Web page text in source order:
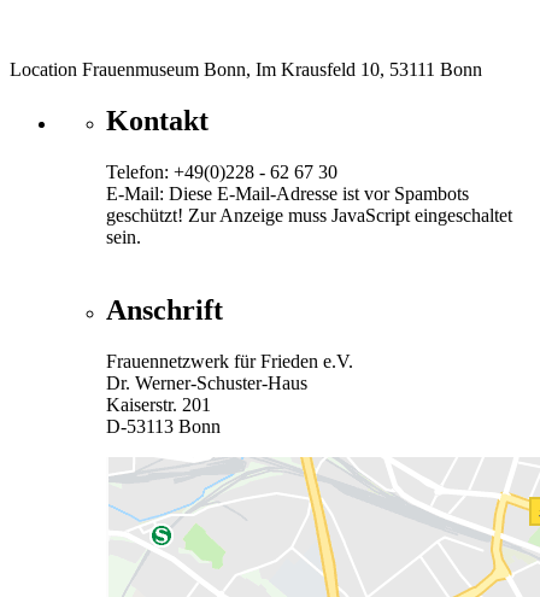
Location Frauenmuseum Bonn, Im Krausfeld 10, 53111 Bonn
Kontakt
Telefon: +49(0)228 - 62 67 30
E-Mail: Diese E-Mail-Adresse ist vor Spambots
geschützt! Zur Anzeige muss JavaScript eingeschaltet
sein.
Anschrift
Frauennetzwerk für Frieden e.V.
Dr. Werner-Schuster-Haus
Kaiserstr. 201
D-53113 Bonn